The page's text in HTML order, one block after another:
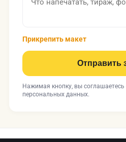
Прикрепить макет
Отправить
Нажимая кнопку, вы соглашаетесь
персональных данных.